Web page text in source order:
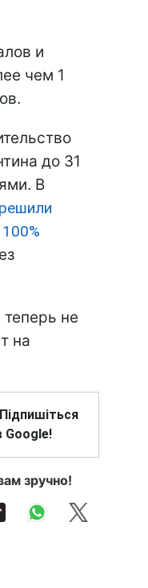
и
чем 1
до 31
В
не
на
Google!
зручно!